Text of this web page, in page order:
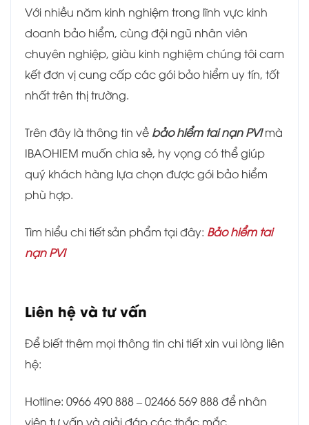
Với nhiều năm kinh nghiệm trong lĩnh vực kinh
doanh bảo hiểm, cùng đội ngũ nhân viên
chuyên nghiệp, giàu kinh nghiệm chúng tôi cam
kết đơn vị cung cấp các gói bảo hiểm uy tín, tốt
nhất trên thị trường.
Trên đây là thông tin về bảo hiểm tai nạn PVImà
IBAOHIEM muốn chia sẻ, hy vọng có thể giúp
quý khách hàng lựa chọn được gói bảo hiểm
phù hợp.
Tìm hiểu chi tiết sản phẩm tại đây: Bảo hiểm tai
nạn PVI
Liên hệ và tư vấn
Để biết thêm mọi thông tin chi tiết xin vui lòng liên
hệ:
Hotline: 0966 490 888 – 02466 569 888 để nhân
viên tư vấn và giải đáp các thắc mắc.